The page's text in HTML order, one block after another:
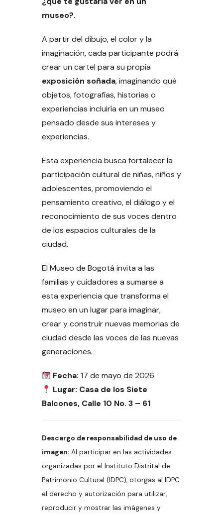
museo?.
A partir del dibujo, el color y la
imaginación, cada participante podrá
crear un cartel para su propia
exposición soñada, imaginando qué
objetos, fotografías, historias o
experiencias incluiría en un museo
pensado desde sus intereses y
experiencias.
Esta experiencia busca fortalecer la
participación cultural de niñas, niños y
adolescentes, promoviendo el
pensamiento creativo, el diálogo y el
reconocimiento de sus voces dentro
de los espacios culturales de la
ciudad.
El Museo de Bogotá invita a las
familias y cuidadores a sumarse a
esta experiencia que transforma el
museo en un lugar para imaginar,
crear y construir nuevas memorias de
ciudad desde las voces de las nuevas
generaciones.
Fecha: 17 de mayo de 2026
Lugar: Casa de los Siete
Balcones, Calle 10 No. 3 – 61
Descargo de responsabilidad de uso de
imagen: Al participar en las actividades
organizadas por el Instituto Distrital de
Patrimonio Cultural (IDPC), otorgas al IDPC
el derecho y autorización para utilizar,
reproducir y mostrar las imágenes y